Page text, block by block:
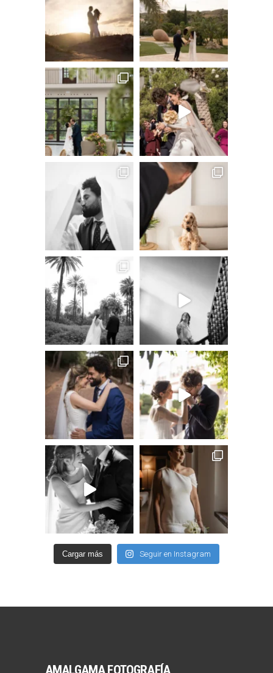
Cargar más Seguir en Instagram